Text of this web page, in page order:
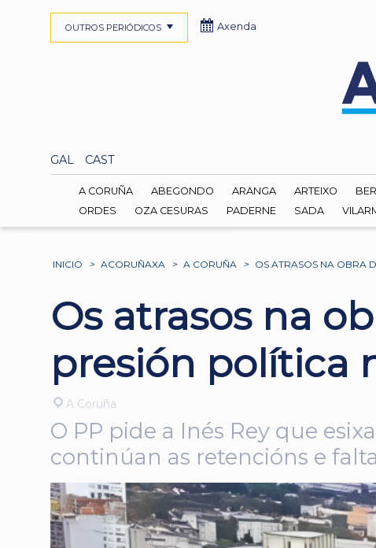
GAL CAST
OUTROS PERIÓDICOS Axenda
A CORUÑA ABEGONDO ARANGA ARTEIXO
ORDES
OZA CESURAS PADERNE SADA
INICIO > ACORUÑAXA > A CORUÑA > OS ATRASOS NA OBRA
Os atrasos na
presión política
A Coruña
O PP pide a Inés Rey que
continúan as retencións e